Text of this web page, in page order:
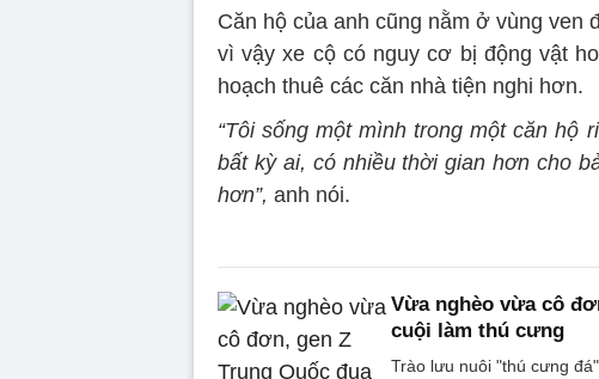
Căn hộ của anh cũng nằm ở vùng ven
vì vậy xe cộ có nguy cơ bị động vật
hoạch thuê các căn nhà tiện nghi hơn.
“Tôi sống một mình trong một căn hộ
bất kỳ ai, có nhiều thời gian hơn cho
hơn”, anh nói.
Vừa nghèo vừa cô
cuội làm thú cưng
Trào lưu nuôi "thú cưng